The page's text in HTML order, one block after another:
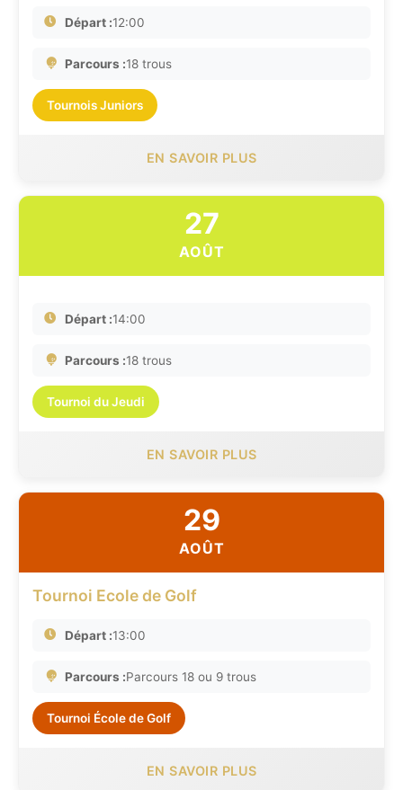
Départ :12:00
Parcours :18 trous
Tournois Juniors
EN SAVOIR PLUS
27
AOÛT
Départ :14:00
Parcours :18 trous
Tournoi du Jeudi
EN SAVOIR PLUS
29
AOÛT
Tournoi Ecole de Golf
Départ :13:00
Parcours :Parcours 18 ou 9 trous
Tournoi École de Golf
EN SAVOIR PLUS